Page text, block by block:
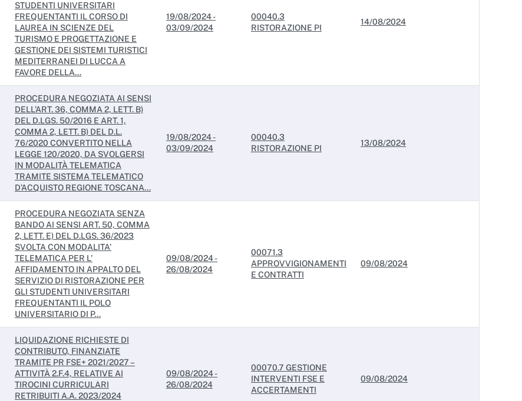
STUDENTI UNIVERSITARI
FREQUENTANTI IL CORSO DI
LAUREA IN SCIENZE DEL
TURISMO E PROGETTAZIONE E
GESTIONE DEI SISTEMI TURISTICI
MEDITERRANEI DI LUCCA A
FAVORE DELLA...
19/08/2024 -
03/09/2024
00040.3
RISTORAZIONE PI
14/08/2024
PROCEDURA NEGOZIATA AI SENSI
DELL’ART. 36, COMMA 2, LETT. B)
DEL D.LGS. 50/2016 E ART. 1,
COMMA 2, LETT. B) DEL D.L.
76/2020 CONVERTITO NELLA
LEGGE 120/2020, DA SVOLGERSI
IN MODALITÀ TELEMATICA
TRAMITE SISTEMA TELEMATICO
D’ACQUISTO REGIONE TOSCANA...
19/08/2024 -
03/09/2024
00040.3
RISTORAZIONE PI
13/08/2024
PROCEDURA NEGOZIATA SENZA
BANDO AI SENSI ART. 50, COMMA
2, LETT. E) DEL D.LGS. 36/2023
SVOLTA CON MODALITA’
TELEMATICA PER L’
AFFIDAMENTO IN APPALTO DEL
SERVIZIO DI RISTORAZIONE PER
GLI STUDENTI UNIVERSITARI
FREQUENTANTI IL POLO
UNIVERSITARIO DI P...
09/08/2024 -
26/08/2024
00071.3
APPROVVIGIONAMENTI
E CONTRATTI
09/08/2024
LIQUIDAZIONE RICHIESTE DI
CONTRIBUTO, FINANZIATE
TRAMITE PR FSE+ 2021/2027 –
ATTIVITÀ 2.F.4, RELATIVE AI
TIROCINI CURRICULARI
RETRIBUITI A.A. 2023/2024
09/08/2024 -
26/08/2024
00070.7 GESTIONE
INTERVENTI FSE E
ACCERTAMENTI
09/08/2024